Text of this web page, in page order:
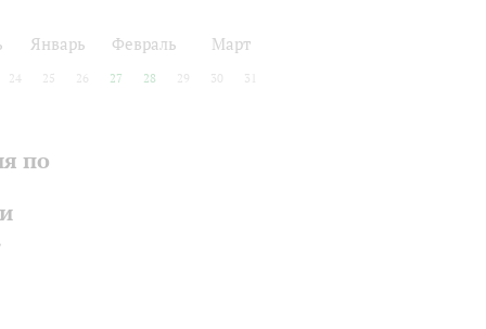
Январь Февраль Март
24 25 26 27 28 29 30 31
по